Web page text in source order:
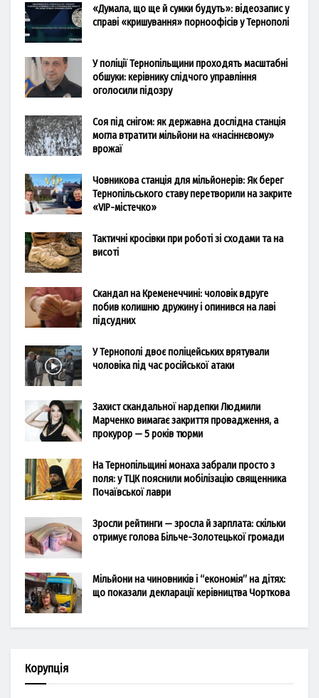
«Думала, що ще й сумки будуть»: відеозапис у
справі «кришування» порноофісів у Тернополі
У поліції Тернопільщини проходять масштабні
обшуки: керівнику слідчого управління
оголосили підозру
Соя під снігом: як державна дослідна станція
могла втратити мільйони на «насіннєвому»
врожаї
Човникова станція для мільйонерів: Як берег
Тернопільського ставу перетворили на закрите
«VIP-містечко»
Тактичні кросівки при роботі зі сходами та на
висоті
Скандал на Кременеччині: чоловік вдруге
побив колишню дружину і опинився на лаві
підсудних
У Тернополі двоє поліцейських врятували
чоловіка під час російської атаки
Захист скандальної нардепки Людмили
Марченко вимагає закриття провадження, а
прокурор — 5 років тюрми
На Тернопільщині монаха забрали просто з
поля: у ТЦК пояснили мобілізацію священника
Почаївської лаври
Зросли рейтинги — зросла й зарплата: скільки
отримує голова Більче-Золотецької громади
Мільйони на чиновників і “економія” на дітях:
що показали декларації керівництва Чорткова
Корупція